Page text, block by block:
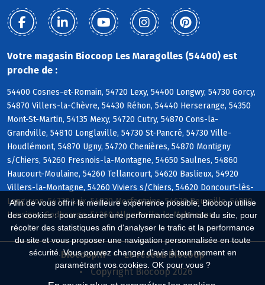
Afin de vous offrir la meilleure expérience possible, Biocoop utilise
des cookies : pour assurer une performance optimale du site, pour
récolter des statistiques afin d'analyser le trafic et la performance
du site et vous proposer une navigation personnalisée en toute
sécurité. Vous pouvez changer d'avis à tout moment en
paramétrant vos cookies. OK pour vous ?
Votre magasin Biocoop Les Maragolles (54400) est
proche de :
54400 Cosnes-et-Romain, 54720 Lexy, 54400 Longwy, 54730 Gorcy,
54870 Villers-la-Chèvre, 54430 Réhon, 54440 Herserange, 54350
Mont-St-Martin, 54135 Mexy, 54720 Cutry, 54870 Cons-la-
Grandville, 54810 Longlaville, 54730 St-Pancré, 54730 Ville-
Houdlémont, 54870 Ugny, 54720 Chenières, 54870 Montigny
s/Chiers, 54260 Fresnois-la-Montagne, 54650 Saulnes, 54860
Haucourt-Moulaine, 54260 Tellancourt, 54620 Baslieux, 54920
Villers-la-Montagne, 54260 Viviers s/Chiers, 54620 Doncourt-lès-
Longuyon, 54720 Laix, 54920 Morfontaine, 54620 Beuveille, 54590
Hussigny-Godbrange, 54260 Allondrelle-la-Malmaison
Biocoop.fr
Le réseau Biocoop
Copyright Biocoop 2026